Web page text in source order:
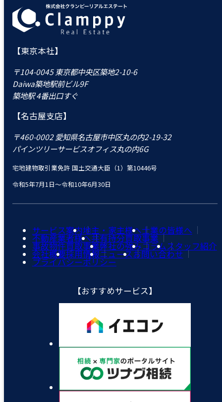
【東京本社】
〒104-0045 東京都中央区築地2-10-6
Daiwa築地駅前ビル9F
築地駅 4番出口すぐ
【名古屋支店】
〒460-0002 愛知県名古屋市中区丸の内2-19-32
パインツリーサービスオフィス丸の内6G
宅地建物取引業免許 国土交通大臣（1）第10446号
令和5年7月1日～令和10年6月30日
サービス案内地主・家主様へ士業の皆様へ
不動産業者様へ共有持分買取事業
事故物件買取事業弊社の強みコラムスタッフ紹介
会社概要採用情報ニュースお問い合わせ
プライバシーポリシー
【おすすめサービス】